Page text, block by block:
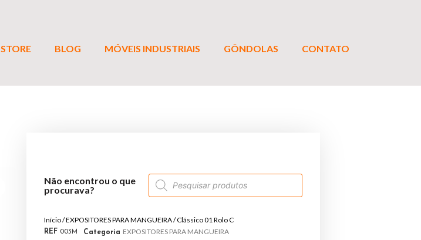
STORE BLOG MÓVEIS INDUSTRIAIS GÔNDOLAS CONTATO
Não encontrou o que
procurava?
Início/EXPOSITORES PARA MANGUEIRA/ Clássico 01 Rolo C
REF 003M Categoria EXPOSITORES PARA MANGUEIRA